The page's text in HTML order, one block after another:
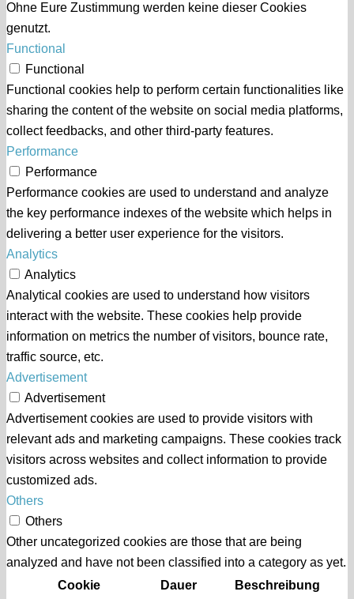
Ohne Eure Zustimmung werden keine dieser Cookies
genutzt.
Functional
Functional
Functional cookies help to perform certain functionalities like
sharing the content of the website on social media platforms,
collect feedbacks, and other third-party features.
Performance
Performance
Performance cookies are used to understand and analyze
the key performance indexes of the website which helps in
delivering a better user experience for the visitors.
Analytics
Analytics
Analytical cookies are used to understand how visitors
interact with the website. These cookies help provide
information on metrics the number of visitors, bounce rate,
traffic source, etc.
Advertisement
Advertisement
Advertisement cookies are used to provide visitors with
relevant ads and marketing campaigns. These cookies track
visitors across websites and collect information to provide
customized ads.
Others
Others
Other uncategorized cookies are those that are being
analyzed and have not been classified into a category as yet.
Cookie
Dauer Beschreibung